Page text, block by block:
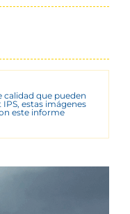
calidad que pueden
estas imágenes
este informe